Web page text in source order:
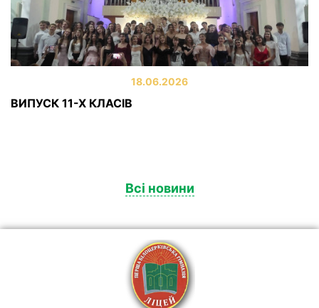
18.06.2026
ВИПУСК 11-Х КЛАСІВ
Всі новини